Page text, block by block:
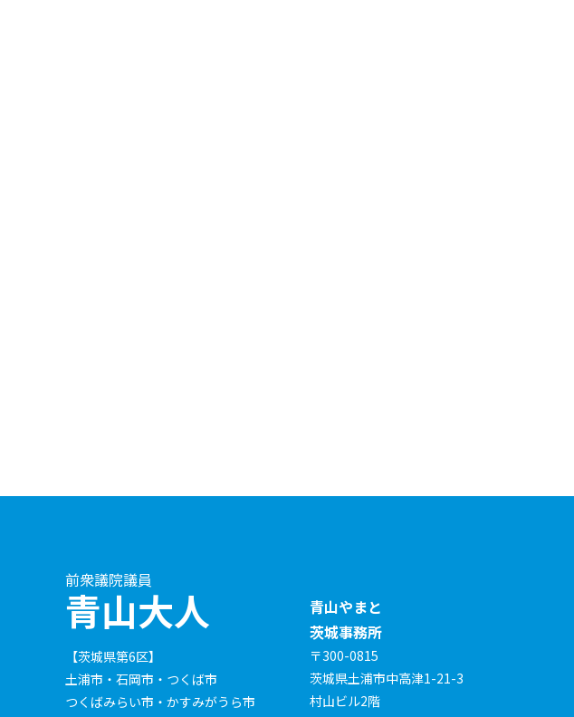
前衆議院議員
青山大人
【茨城県第6区】
土浦市・石岡市・つくば市
つくばみらい市・かすみがうら市
青山やまと
茨城事務所
〒300-0815
茨城県土浦市中高津1-21-3
村山ビル2階